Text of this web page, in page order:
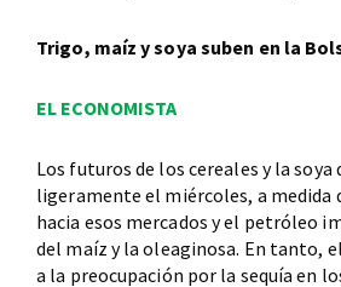
Trigo, maíz y soya suben en la
EL ECONOMISTA
Los futuros de los cereales y la soya
ligeramente el miércoles, a medida
hacia esos mercados y el petróleo
del maíz y la oleaginosa. En tanto,
a la preocupación por la sequía en